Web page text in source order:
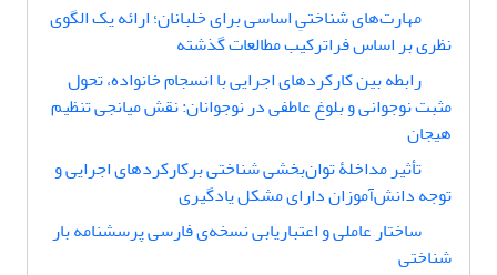
مهارت‌های شناختیِ اساسی برای خلبانان؛ ارائه یک الگوی
نظری بر اساس فراترکیب مطالعات گذشته
رابطه بین کارکردهای اجرایی با انسجام خانواده، تحول
مثبت نوجوانی و بلوغ عاطفی در نوجوانان: نقش میانجی تنظیم
هیجان
تأثیر مداخلۀ توان‌بخشی شناختی برکارکردهای اجرایی و
توجه دانش‌آموزان دارای مشکل یادگیری
ساختار عاملی و اعتباریابی نسخه‌ی فارسی پرسشنامه بار
شناختی